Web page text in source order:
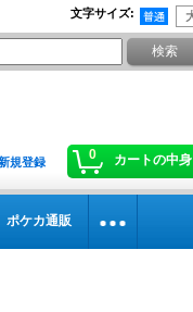
文字サイズ:
0 カートの中身
規登録
ポケカ通販